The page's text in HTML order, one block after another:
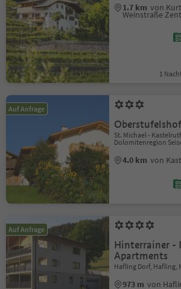
1.7 km von
Weinstraße
1
Auf Anfrage
Oberstufelshof
St. Michael -
Dolomitenregion
4.0 km von
Auf Anfrage
Hinterrainer -
Apartments
Hafling Dorf, Hafling,
973 m von